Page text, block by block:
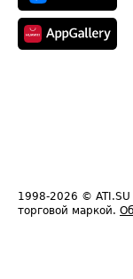
1998-2026 ©
торговой маркой.